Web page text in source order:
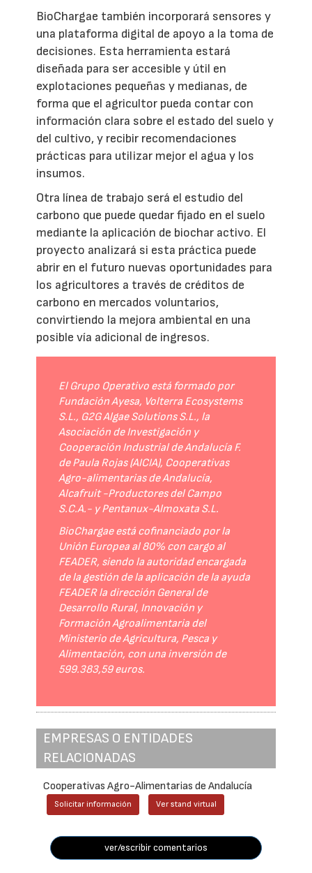
BioChargae también incorporará sensores y
una plataforma digital de apoyo a la toma de
decisiones. Esta herramienta estará
diseñada para ser accesible y útil en
explotaciones pequeñas y medianas, de
forma que el agricultor pueda contar con
información clara sobre el estado del suelo y
del cultivo, y recibir recomendaciones
prácticas para utilizar mejor el agua y los
insumos.
Otra línea de trabajo será el estudio del
carbono que puede quedar fijado en el suelo
mediante la aplicación de biochar activo. El
proyecto analizará si esta práctica puede
abrir en el futuro nuevas oportunidades para
los agricultores a través de créditos de
carbono en mercados voluntarios,
convirtiendo la mejora ambiental en una
posible vía adicional de ingresos.
El Grupo Operativo está formado por
Fundación Ayesa, Volterra Ecosystems
S.L., G2G Algae Solutions S.L., la
Asociación de Investigación y
Cooperación Industrial de Andalucía F.
de Paula Rojas (AICIA), Cooperativas
Agro-alimentarias de Andalucía,
Alcafruit -Productores del Campo
S.C.A.- y Pentanux-Almoxata S.L.
BioChargae está cofinanciado por la
Unión Europea al 80% con cargo al
FEADER, siendo la autoridad encargada
de la gestión de la aplicación de la ayuda
FEADER la dirección General de
Desarrollo Rural, Innovación y
Formación Agroalimentaria del
Ministerio de Agricultura, Pesca y
Alimentación, con una inversión de
599.383,59 euros.
EMPRESAS O ENTIDADES
RELACIONADAS
Cooperativas Agro-Alimentarias de Andalucía
Solicitar información Ver stand virtual
ver/escribir comentarios